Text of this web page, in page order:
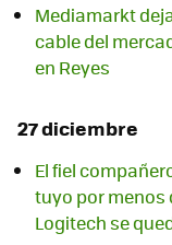
Mediamarkt
cable del
en Reyes
27 diciembre
El fiel
tuyo por menos
Logitech se